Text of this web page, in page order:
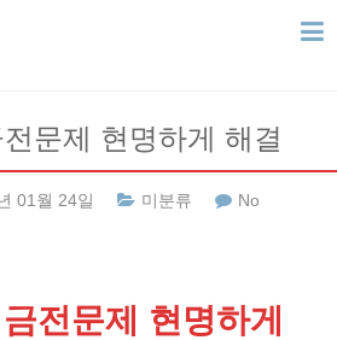
문제 현명하게 해결
01월 24일 미분류
No
전문제 현명하게